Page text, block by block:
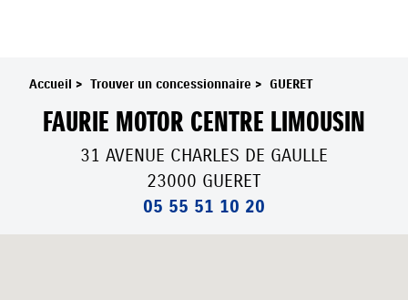
Accueil > Trouver un concessionnaire > GUERET
FAURIE MOTOR CENTRE LIMOUSIN
31 AVENUE CHARLES DE GAULLE
23000 GUERET
05 55 51 10 20